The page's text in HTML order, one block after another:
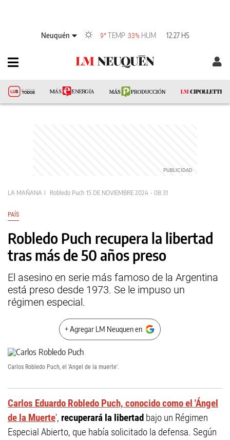
Neuquén 9° TEMP 33% HUM 12:27 HS
LA MAÑANA Robledo Puch 15 DE NOVIEMBRE 2024 - 08:31
PAÍS
Robledo Puch recupera la libertad
tras más de 50 años preso
El asesino en serie más famoso de la Argentina
está preso desde 1973. Se le impuso un
régimen especial.
+ Agregar LM Neuquen en
Carlos Robledo Puch, el 'Angel de la muerte'.
Carlos Eduardo Robledo Puch, conocido como el 'Ángel
de la Muerte', recuperará la libertad bajo un Régimen
Especial Abierto, que había solicitado la defensa. Según